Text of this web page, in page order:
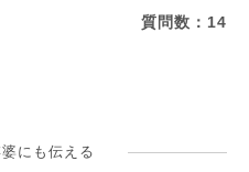
質問数： 14
にも伝える